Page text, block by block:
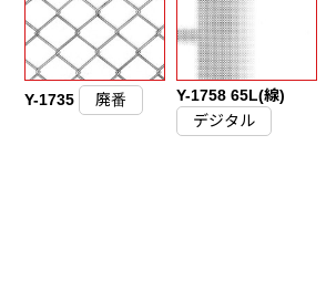
Y-1735 廃番
Y-1758 65L(線)
デジタル